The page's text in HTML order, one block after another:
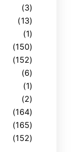
(3)
(13)
(1)
(150)
(152)
(6)
(1)
(2)
(164)
(165)
(152)